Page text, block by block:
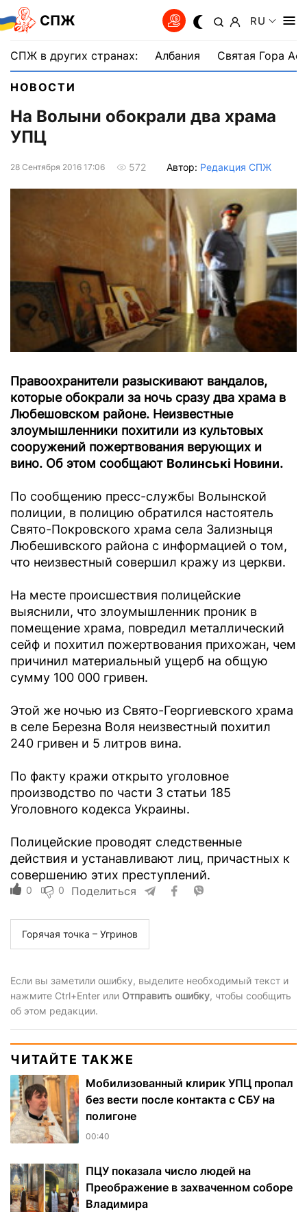
СПЖ RU
СПЖ в других странах: Албания Святая Гора
НОВОСТИ
На Волыни обокрали два храма
УПЦ
28 Сентября 2016 17:06 572 Автор: Редакция СПЖ
Правоохранители разыскивают вандалов,
которые обокрали за ночь сразу два храма в
Любешовском районе. Неизвестные
злоумышленники похитили из культовых
сооружений пожертвования верующих и
вино. Об этом сообщают Волинські Новини.
По сообщению пресс-службы Волынской
полиции, в полицию обратился настоятель
Свято-Покровского храма села Зализныця
Любешивского района с информацией о том,
что неизвестный совершил кражу из церкви.
На месте происшествия полицейские
выяснили, что злоумышленник проник в
помещение храма, повредил металлический
сейф и похитил пожертвования прихожан, чем
причинил материальный ущерб на общую
сумму 100 000 гривен.
Этой же ночью из Свято-Георгиевского храма
в селе Березна Воля неизвестный похитил
240 гривен и 5 литров вина.
По факту кражи открыто уголовное
производство по части 3 статьи 185
Уголовного кодекса Украины.
Полицейские проводят следственные
действия и устанавливают лиц, причастных к
совершению этих преступлений.
0 0 Поделиться
Горячая точка – Угринов
Если вы заметили ошибку, выделите необходимый текст и
нажмите Ctrl+Enter или Отправить ошибку, чтобы сообщить
об этом редакции.
ЧИТАЙТЕ ТАКЖЕ
Мобилизованный клирик УПЦ пропал
без вести после контакта с СБУ на
полигоне
00:40
ПЦУ показала число людей на
Преображение в захваченном соборе
Владимира